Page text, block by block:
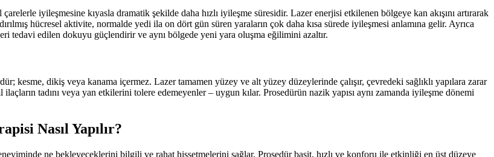
iyileşmesine kıyasla dramatik şekilde daha hızlı iyileşme süresidir. Lazer enerjisi etkilenen bölgeye kan akışını artırarak
hücresel aktivite, normalde yedi ila on dört gün süren yaraların çok daha kısa sürede iyileşmesi anlamına gelir. Ayrıca
tedavi edilen dokuyu güçlendirir ve aynı bölgede yeni yara oluşma eğilimini azaltır.
kesme, dikiş veya kanama içermez. Lazer tamamen yüzey ve alt yüzey düzeylerinde çalışır, çevredeki sağlıklı yapılara zarar
tadını veya yan etkilerini tolere edemeyenler – uygun kılar. Prosedürün nazik yapısı aynı zamanda iyileşme dönemi
Nasıl Yapılır?
ne bekleyeceklerini bilgili ve rahat hissetmelerini sağlar. Prosedür basit, hızlı ve konforu ile etkinliği en üst düzeye